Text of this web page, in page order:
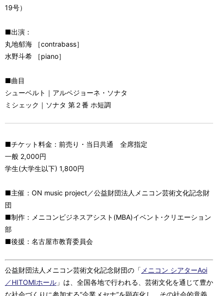
19号）
■出演：
丸地郁海 ［contrabass］
水野斗希 ［piano］
■曲目
シューベルト｜アルペジョーネ・ソナタ
ミシェック｜ソナタ 第２番 ホ短調
■チケット料金：前売り・当日共通 全席指定
一般 2,000円
学生(大学生以下) 1,800円
■主催：ON music project／公益財団法人メニコン芸術文化記念財
団
■制作：メニコンビジネスアシスト(MBA)イベント･クリエーション
部
■後援：名古屋市教育委員会
公益財団法人メニコン芸術文化記念財団の「 メニコン シアターAoi
／HITOMIホール 」は、全国各地で行われる、芸術文化を通じて豊か
な社会づくりに参加する“企業メセナ”を顕在化し、その社会的意義